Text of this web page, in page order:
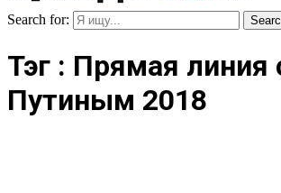
Search for:
Тэг : Прямая линия
Путиным 2018